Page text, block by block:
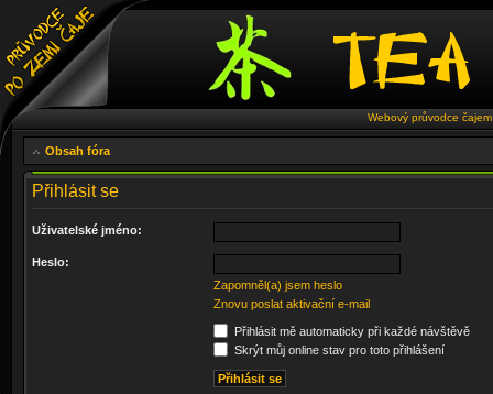
Webový průvodce
Obsah fóra
Přihlásit se
Uživatelské jméno:
Heslo:
Zapomněl(a) jsem heslo
Znovu poslat aktivační e-mail
Přihlásit mě automaticky při každé návštěvě
Skrýt můj online stav pro toto přihlášení